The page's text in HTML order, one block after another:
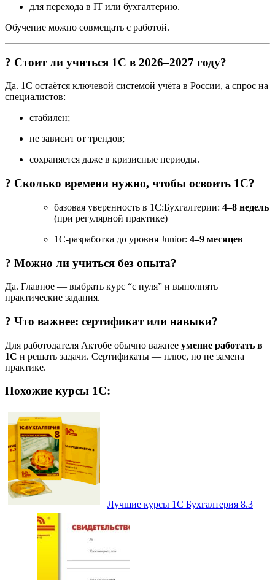
для перехода в IT или бухгалтерию.
Обучение можно совмещать с работой.
? Стоит ли учиться 1С в 2026–2027 году?
Да. 1С остаётся ключевой системой учёта в России, а спрос на
специалистов:
стабилен;
не зависит от трендов;
сохраняется даже в кризисные периоды.
? Сколько времени нужно, чтобы освоить 1С?
базовая уверенность в 1С:Бухгалтерии: 4–8 недель
(при регулярной практике)
1С-разработка до уровня Junior: 4–9 месяцев
? Можно ли учиться без опыта?
Да. Главное — выбрать курс “с нуля” и выполнять
практические задания.
? Что важнее: сертификат или навыки?
Для работодателя Актобе обычно важнее умение работать в
1С и решать задачи. Сертификаты — плюс, но не замена
практике.
Похожие курсы 1С:
Лучшие курсы 1С Бухгалтерия 8.3